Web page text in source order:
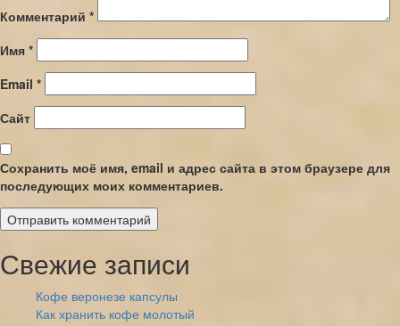
Комментарий *
Имя *
Email *
Сайт
Сохранить моё имя, email и адрес сайта в этом браузере для
последующих моих комментариев.
Свежие записи
Кофе веронезе капсулы
Как хранить кофе молотый